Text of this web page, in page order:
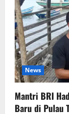
News
Mantri BRI
Baru di Pulau